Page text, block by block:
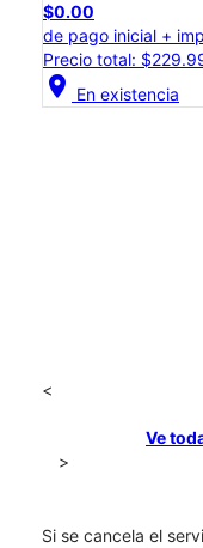
$0.00
de pago inicial +
Precio total:
location_on En existencia
<
Ve
>
Si se cancela el